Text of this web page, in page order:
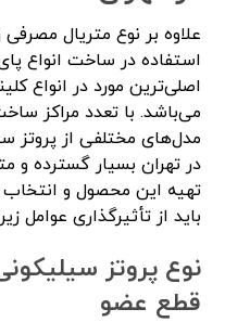
علاوه بر نوع متریال مصرفی
استفاده در ساخت انواع
اصلی‌ترین مورد در انواع
می‌باشد. با تعدد مراکز
مدل‌های مختلفی از پروتز
در تهران بسیار گسترده و
تهیه این محصول و انتخاب
باید از تأثیرگذاری
نوع پروتز
قطع عضو